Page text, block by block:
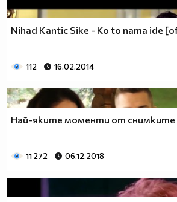
Nihad Kantic Sike - Ko to nama ide
112 16.02.2014
Най-яките моменти от снимките
11 272 06.12.2018